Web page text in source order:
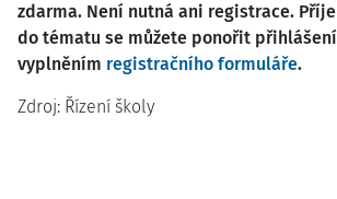
zdarma. Není nutná ani registrace.
do tématu se můžete ponořit
vyplněním registračního formuláře.
Zdroj: Řízení školy